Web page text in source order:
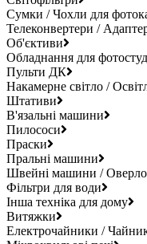
Сумки / Чохли для
Телеконвертери /
Об'єктиви
Обладнання для
Пульти ДК
Накамерне світло /
Штативи
В'язальні машини
Пилососи
Праски
Пральні машини
Швейні машини /
Фільтри для води
Інша техніка для дому
Витяжки
Електрочайники /